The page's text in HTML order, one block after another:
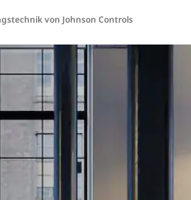
von Johnson Controls